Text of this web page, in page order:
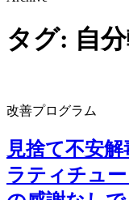
タグ: 自
改善プログラム
見捨て不安
ラティチュ